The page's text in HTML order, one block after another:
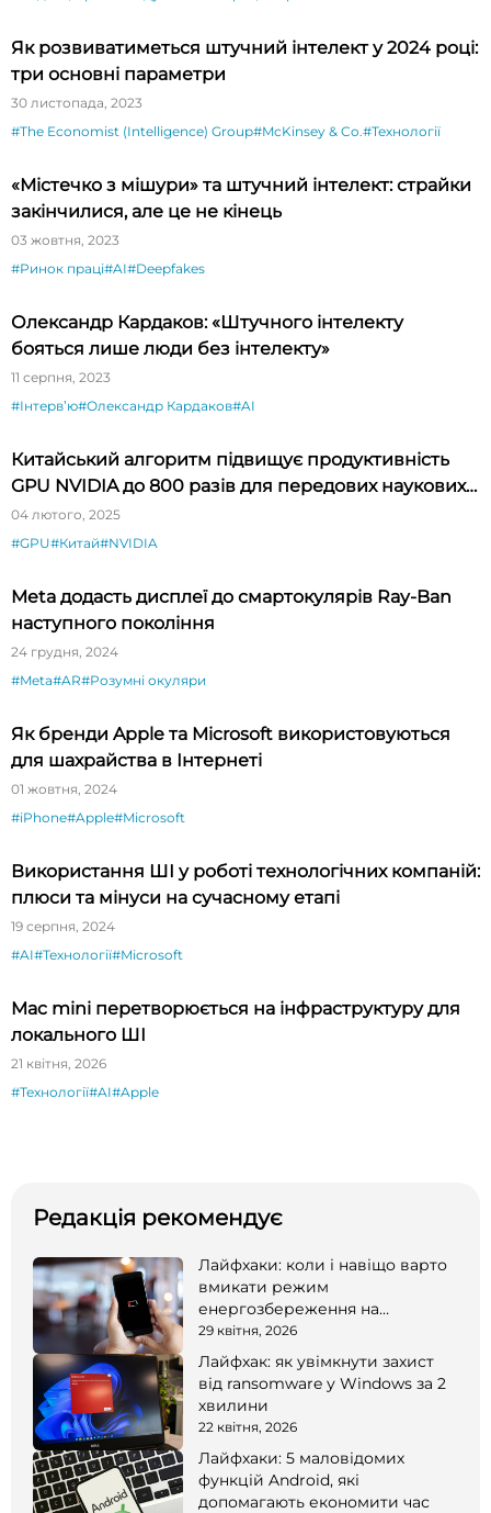
Як розвиватиметься штучний інтелект у 2024 році:
три основні параметри
30 листопада, 2023
#The Economist (Intelligence) Group#McKinsey & Co.#Технології
«Містечко з мішури» та штучний інтелект: страйки
закінчилися, але це не кінець
03 жовтня, 2023
#Ринок праці#AI#Deepfakes
Олександр Кардаков: «Штучного інтелекту
бояться лише люди без інтелекту»
11 серпня, 2023
#Інтервʼю#Олександр Кардаков#AI
Китайський алгоритм підвищує продуктивність
GPU NVIDIA до 800 разів для передових наукових
програм
04 лютого, 2025
#GPU#Китай#NVIDIA
Meta додасть дисплеї до смартокулярів Ray-Ban
наступного покоління
24 грудня, 2024
#Meta#AR#Розумні окуляри
Як бренди Apple та Microsoft використовуються
для шахрайства в Інтернеті
01 жовтня, 2024
#iPhone#Apple#Microsoft
Використання ШІ у роботі технологічних компаній:
плюси та мінуси на сучасному етапі
19 серпня, 2024
#AI#Технології#Microsoft
Mac mini перетворюється на інфраструктуру для
локального ШІ
21 квітня, 2026
#Технології#AI#Apple
Редакція рекомендує
Лайфхаки: коли і навіщо варто
вмикати режим
енергозбереження на
смартфоні
29 квітня, 2026
Лайфхак: як увімкнути захист
від ransomware у Windows за 2
хвилини
22 квітня, 2026
Лайфхаки: 5 маловідомих
функцій Android, які
допомагають економити час